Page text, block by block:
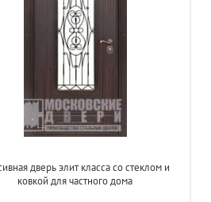
дверь элит класса со стеклом и
ковкой для частного дома